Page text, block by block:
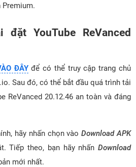
Premium.
YouTube ReVanced
ĐÂYđể có thể truy cập trang chủ
Sau đó, có thể bắt đầu quá trình tải
ReVanced 20.12.46 an toàn và đáng
hãy nhấn chọn vàoDownload APK
Tiếp theo, bạn hãy nhấn Download
mới nhất.